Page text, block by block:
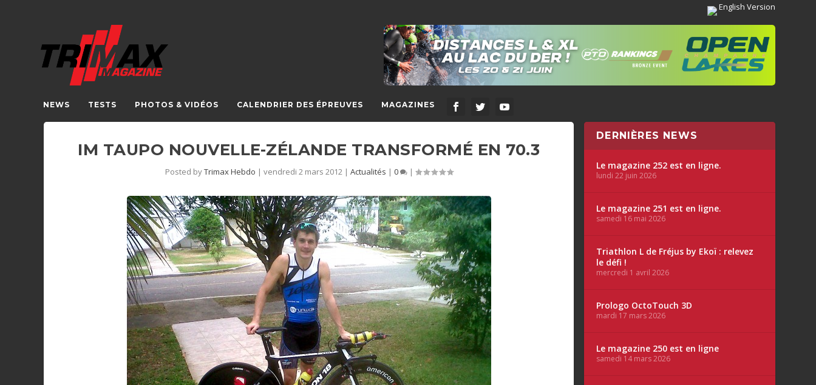
English Version
NEWS TESTS PHOTOS & VIDÉOS CALENDRIER DES ÉPREUVES MAGAZINES
IM TAUPO NOUVELLE-ZÉLANDE TRANSFORMÉ EN 70.3
Posted byTrimax Hebdo | vendredi 2 mars 2012| Actualités | 0 |
DERNIÈRES NEWS
Le magazine 252 est en ligne.
lundi 22 juin 2026
Le magazine 251 est en ligne.
samedi 16 mai 2026
Triathlon L de Fréjus by Ekoï : relevez
le défi !
mercredi 1 avril 2026
Prologo OctoTouch 3D
mardi 17 mars 2026
Le magazine 250 est en ligne
samedi 14 mars 2026